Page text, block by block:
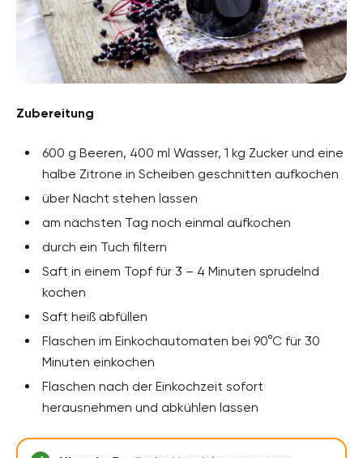
Zubereitung
600 g Beeren, 400 ml Wasser, 1 kg Zucker und eine
halbe Zitrone in Scheiben geschnitten aufkochen
über Nacht stehen lassen
am nächsten Tag noch einmal aufkochen
durch ein Tuch filtern
Saft in einem Topf für 3 – 4 Minuten sprudelnd
kochen
Saft heiß abfüllen
Flaschen im Einkochautomaten bei 90°C für 30
Minuten einkochen
Flaschen nach der Einkochzeit sofort
herausnehmen und abkühlen lassen